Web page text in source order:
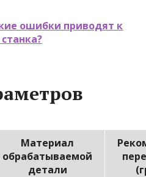
ошибки приводят к
Материал
обрабатываемой
детали